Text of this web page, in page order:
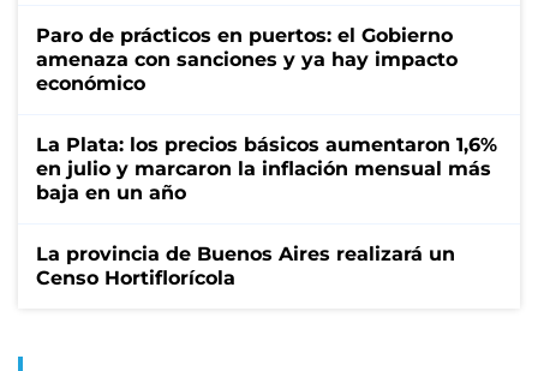
Paro de prácticos en puertos: el Gobierno
amenaza con sanciones y ya hay impacto
económico
La Plata: los precios básicos aumentaron 1,6%
en julio y marcaron la inflación mensual más
baja en un año
La provincia de Buenos Aires realizará un
Censo Hortiflorícola